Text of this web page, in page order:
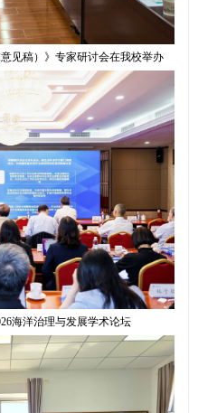
见稿）》专家研讨会在我校举办
海洋治理与发展学术论坛